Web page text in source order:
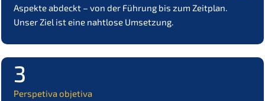
Aspek­te abdeckt – von der Führung bis zum Zeitplan.
Unser Ziel ist eine nahtlo­se Umsetzung.
3
Perspe­ti­va objetiva